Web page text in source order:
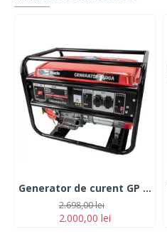
Generator de curent GP 6500, cu motor de 13 CP, putere maxima 5.5Kw Monofazat
2.000,00 lei
2.698,00 lei